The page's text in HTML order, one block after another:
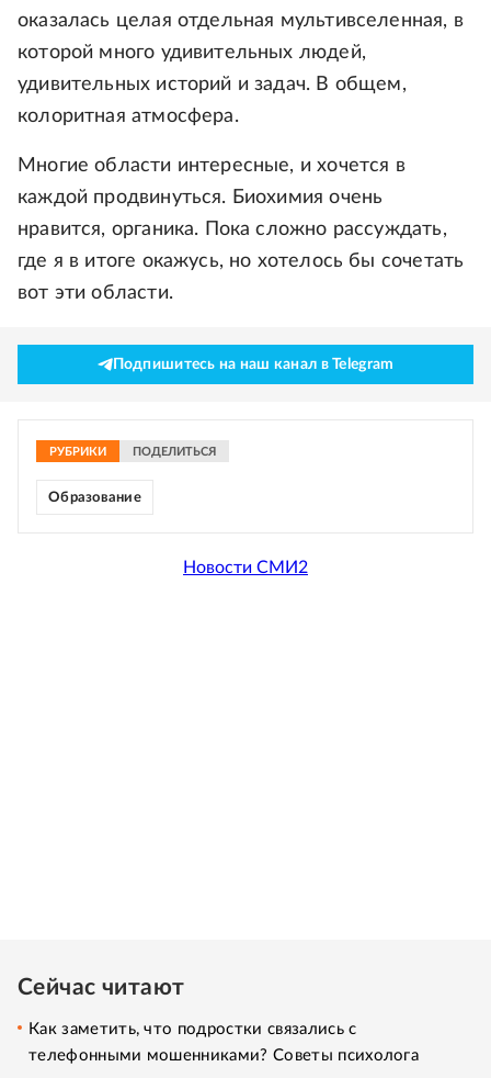
оказалась целая отдельная мультивселенная, в
которой много удивительных людей,
удивительных историй и задач. В общем,
колоритная атмосфера.
Многие области интересные, и хочется в
каждой продвинуться. Биохимия очень
нравится, органика. Пока сложно рассуждать,
где я в итоге окажусь, но хотелось бы сочетать
вот эти области.
Подпишитесь на наш канал в Telegram
РУБРИКИ ПОДЕЛИТЬСЯ
Образование
Новости СМИ2
Сейчас читают
Как заметить, что подростки связались с
телефонными мошенниками? Советы психолога